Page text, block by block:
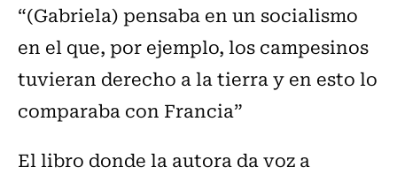
“(Gabriela) pensaba en un socialismo
en el que, por ejemplo, los campesinos
tuvieran derecho a la tierra y en esto lo
comparaba con Francia”
El libro donde la autora da voz a